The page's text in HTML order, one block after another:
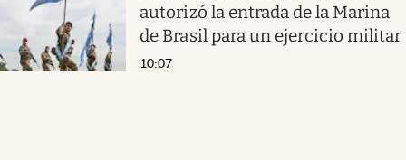
autorizó la entrada de la Marina
de Brasil para un ejercicio militar
10:07